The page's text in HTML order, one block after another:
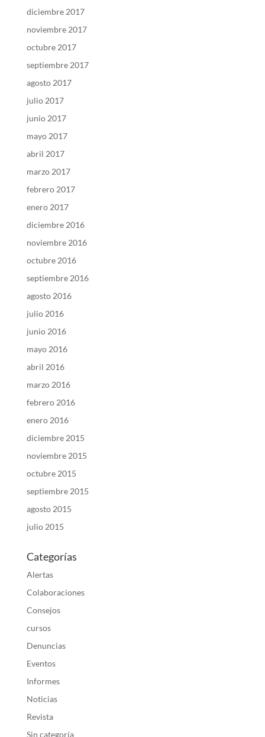
diciembre 2017
noviembre 2017
octubre 2017
septiembre 2017
agosto 2017
julio 2017
junio 2017
mayo 2017
abril 2017
marzo 2017
febrero 2017
enero 2017
diciembre 2016
noviembre 2016
octubre 2016
septiembre 2016
agosto 2016
julio 2016
junio 2016
mayo 2016
abril 2016
marzo 2016
febrero 2016
enero 2016
diciembre 2015
noviembre 2015
octubre 2015
septiembre 2015
agosto 2015
julio 2015
Categorías
Alertas
Colaboraciones
Consejos
cursos
Denuncias
Eventos
Informes
Noticias
Revista
Sin categoría